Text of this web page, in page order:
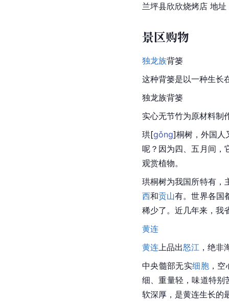
兰坪县欣欣烧烤店 地
景区购物
独龙族背篓
这种背篓是以一种生长
独龙族背篓
实心无节竹为原材料制
珙[gǒng]桐树，外国人
呢？因为四、五月间，
观赏植物。
珙桐树为我国所特有，
西和贡山有。世界各国
稀少了。近几年来，我
黄连
黄连 上品出怒江 ，绝非
中央髓部无实细胞，空
细、重量轻，味道特
软深厚，是黄连生长的